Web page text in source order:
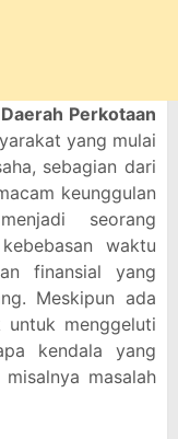
Perkotaan
yang mulai
sebagian dari
keunggulan
seorang
waktu
finansial yang
Meskipun ada
menggeluti
kendala yang
masalah